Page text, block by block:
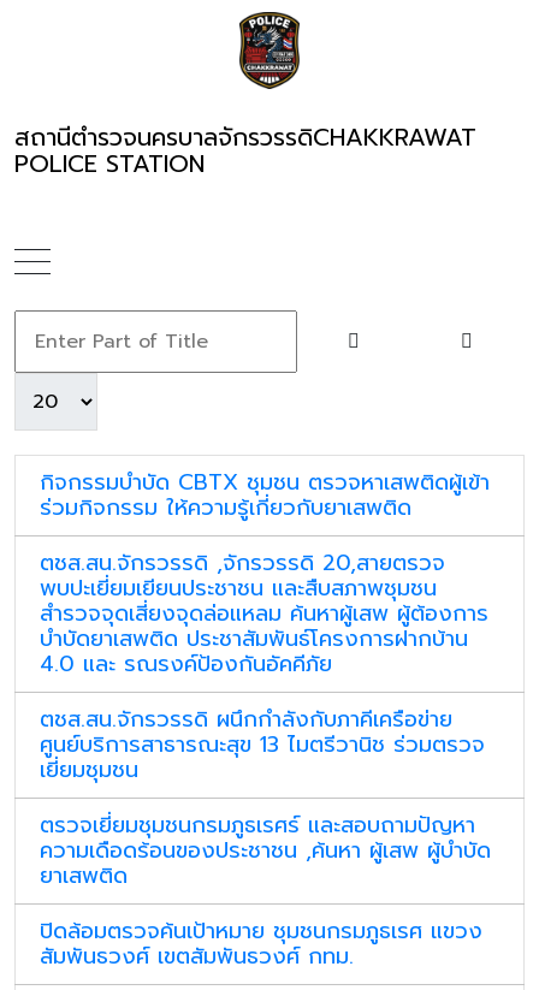
สถานีตำรวจนครบาลจักรวรรดิCHAKKRAWAT
POLICE STATION
กิจกรรมบำบัด CBTX ชุมชน ตรวจหาเสพติดผู้เข้า
ร่วมกิจกรรม ให้ความรู้เกี่ยวกับยาเสพติด
ตชส.สน.จักรวรรดิ ,จักรวรรดิ 20,สายตรวจ
พบปะเยี่ยมเยียนประชาชน และสืบสภาพชุมชน
สำรวจจุดเสี่ยงจุดล่อแหลม ค้นหาผู้เสพ ผู้ต้องการ
บำบัดยาเสพติด ประชาสัมพันธ์โครงการฝากบ้าน
4.0 และ รณรงค์ป้องกันอัคคีภัย
ตชส.สน.จักรวรรดิ ผนึกกำลังกับภาคีเครือข่าย
ศูนย์บริการสาธารณะสุข 13 ไมตรีวานิช ร่วมตรวจ
เยี่ยมชุมชน
ตรวจเยี่ยมชุมชนกรมภูธเรศร์ และสอบถามปัญหา
ความเดือดร้อนของประชาชน ,ค้นหา ผู้เสพ ผู้บำบัด
ยาเสพติด
ปิดล้อมตรวจค้นเป้าหมาย ชุมชนกรมภูธเรศ แขวง
สัมพันธวงศ์ เขตสัมพันธวงศ์ กทม.